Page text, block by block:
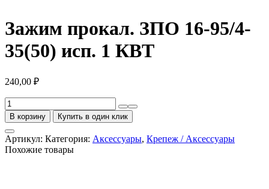
Зажим прокал. ЗПО 16-95/4-
35(50) исп. 1 КВТ
240,00 ₽
Количество
товара
Зажим
прокал.
ЗПО
16-
В корзину Купить в один клик
Артикул: Категория: Аксессуары, Крепеж / Аксессуары
Похожие товары